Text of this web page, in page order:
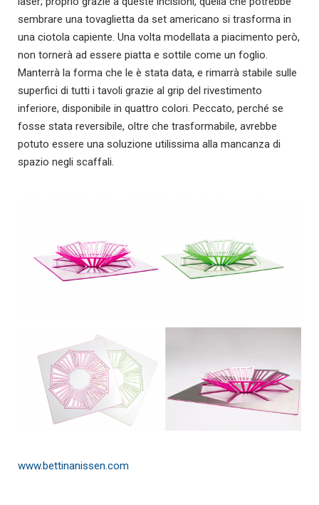
sembrare una tovaglietta da set americano si trasforma in
una ciotola capiente. Una volta modellata a piacimento però,
non tornerà ad essere piatta e sottile come un foglio.
Manterrà la forma che le è stata data, e rimarrà stabile sulle
superfici di tutti i tavoli grazie al grip del rivestimento
inferiore, disponibile in quattro colori. Peccato, perché se
fosse stata reversibile, oltre che trasformabile, avrebbe
potuto essere una soluzione utilissima alla mancanza di
spazio negli scaffali.
www.bettinanissen.com